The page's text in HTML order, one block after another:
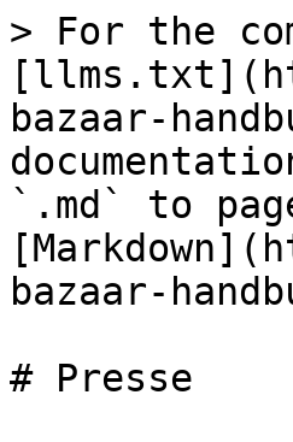
> For the
bazaar-
`.md` to
bazaar-
# Presse